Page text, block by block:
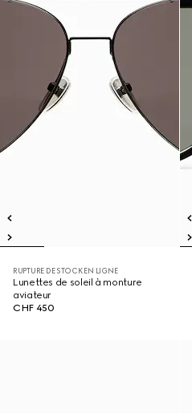
RUPTURE DE STOCK EN LIGNE
Lunettes de soleil à monture
aviateur
CHF 450